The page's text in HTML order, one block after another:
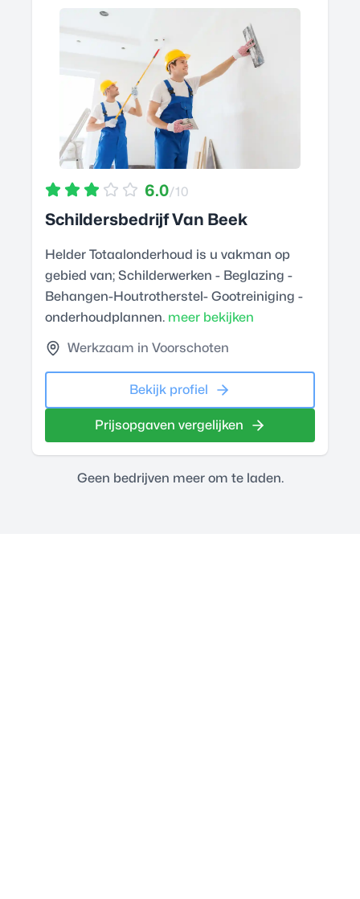
6.0/10
Schildersbedrijf Van Beek
Helder Totaalonderhoud is u vakman op
gebied van; Schilderwerken - Beglazing -
Behangen-Houtrotherstel- Gootreiniging -
onderhoudplannen. meer bekijken
Werkzaam in Voorschoten
Bekijk profiel
Prijsopgaven vergelijken
Geen bedrijven meer om te laden.